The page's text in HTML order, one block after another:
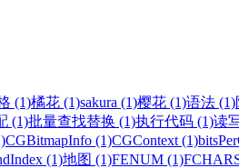
(1)橘花 (1)sakura (1)樱花 (1)语法 (1)
(1)批量查找替换 (1)执行代码 (1)读
CGBitmapInfo (1)CGContext (1)
(1)地图 (1)FENUM (1)